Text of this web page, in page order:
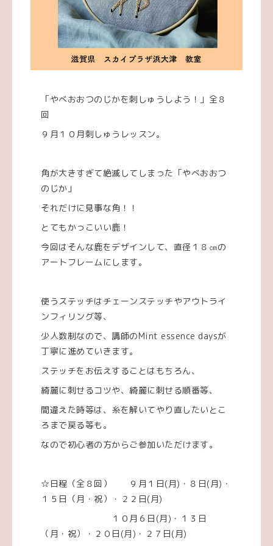
「やべおおつのじかを刺しゅうしよう！」全８
回
９月１０月刺しゅうレッスン。
角が大きすぎて絶滅してしまった「やべおおつ
のじか」
それだけに見事な角！！
とてもかっこいい鹿！
今回はそんな鹿をデザインして、直径１８㎝の
アートフレームにします。
使うステッチはチェーンステッチやアウトライ
ンフィリング等、
少人数制なので、講師のMint essence daysが
丁寧に進めていきます。
ステッチをお伝えすることはもちろん、
綺麗に刺せるコツや、綺麗に刺せる順番等、
間違えた時等は、糸を解いてやり直したいとこ
ろまで戻る等も。
なので初心者の方からご参加いただけます。
☆日程（全８回） ９月１日(月)・８日(月)・
１５日（月・祝）・２２日(月)
１０月６日(月)・１３日
（月・祝）・２０日(月)・２７日(月)